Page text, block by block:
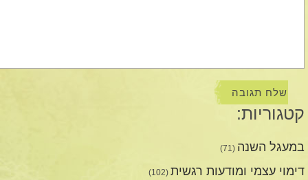
קטגוריות:
במעגל השנה (71)
דימוי עצמי ומודעות רגשית (102)